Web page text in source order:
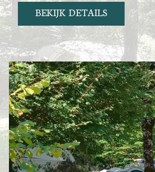
BEKIJK DETAILS